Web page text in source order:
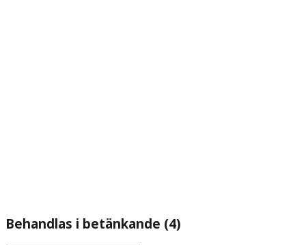
Behandlas i betänkande (4)